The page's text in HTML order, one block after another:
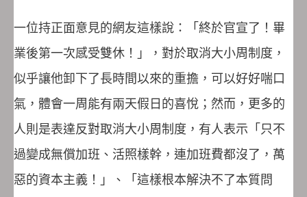
一位持正面意見的網友這樣說：「終於官宣了！畢
業後第一次感受雙休！」，對於取消大小周制度，
似乎讓他卸下了長時間以來的重擔，可以好好喘口
氣，體會一周能有兩天假日的喜悅；然而，更多的
人則是表達反對取消大小周制度，有人表示「只不
過變成無償加班、活照樣幹，連加班費都沒了，萬
惡的資本主義！」、「這樣根本解決不了本質問